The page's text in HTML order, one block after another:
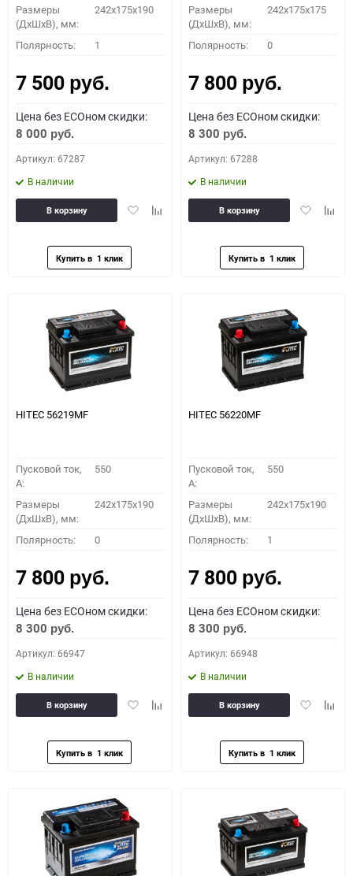
Размеры
(ДхШхВ), мм:
242x175x190
Полярность: 1
7 500 руб.
Цена без ECOном скидки:
8 000 руб.
Артикул: 67287
В наличии
ДобавитьДобавить
В корзину
Размеры
(ДхШхВ), мм:
242x175x175
Полярность: 0
7 800 руб.
Цена без ECOном скидки:
8 300 руб.
Артикул: 67288
В наличии
Добавить
В корзину
HITEC 56219MF
Пусковой ток,
A:
550
Размеры
(ДхШхВ), мм:
242x175x190
Полярность: 0
7 800 руб.
Цена без ECOном скидки:
8 300 руб.
Артикул: 66947
В наличии
ДобавитьДобавить
В корзину
HITEC 56220MF
Пусковой ток,
A:
550
Размеры
(ДхШхВ), мм:
242x175x190
Полярность: 1
7 800 руб.
Цена без ECOном скидки:
8 300 руб.
Артикул: 66948
В наличии
Добавить
В корзину